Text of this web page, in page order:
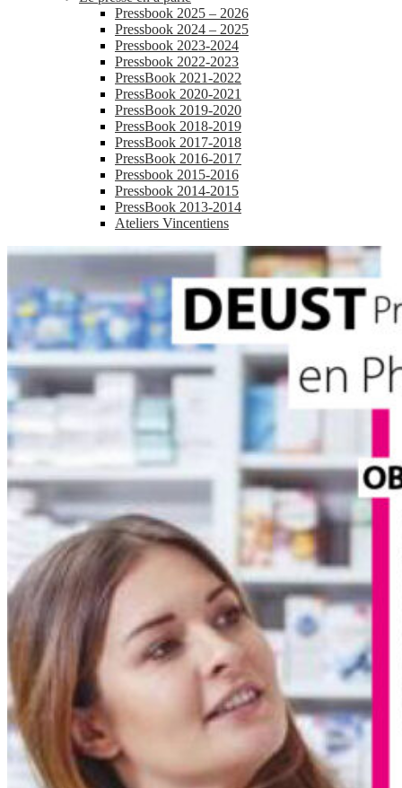
Pressbook 2025 – 2026
Pressbook 2024 – 2025
Pressbook 2023-2024
Pressbook 2022-2023
PressBook 2021-2022
PressBook 2020-2021
PressBook 2019-2020
PressBook 2018-2019
PressBook 2017-2018
PressBook 2016-2017
Pressbook 2015-2016
Pressbook 2014-2015
PressBook 2013-2014
Ateliers Vincentiens